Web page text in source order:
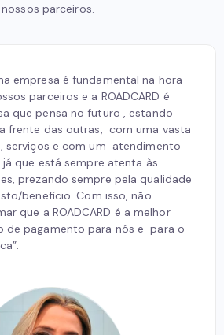
nossos parceiros.
empresa é fundamental na hora
parceiros e a ROADCARD é
que pensa no futuro , estando
frente das outras, com uma vasta
serviços e com um atendimento
que está sempre atenta às
prezando sempre pela qualidade
benefício. Com isso, não
que a ROADCARD é a melhor
de pagamento para nós e para o